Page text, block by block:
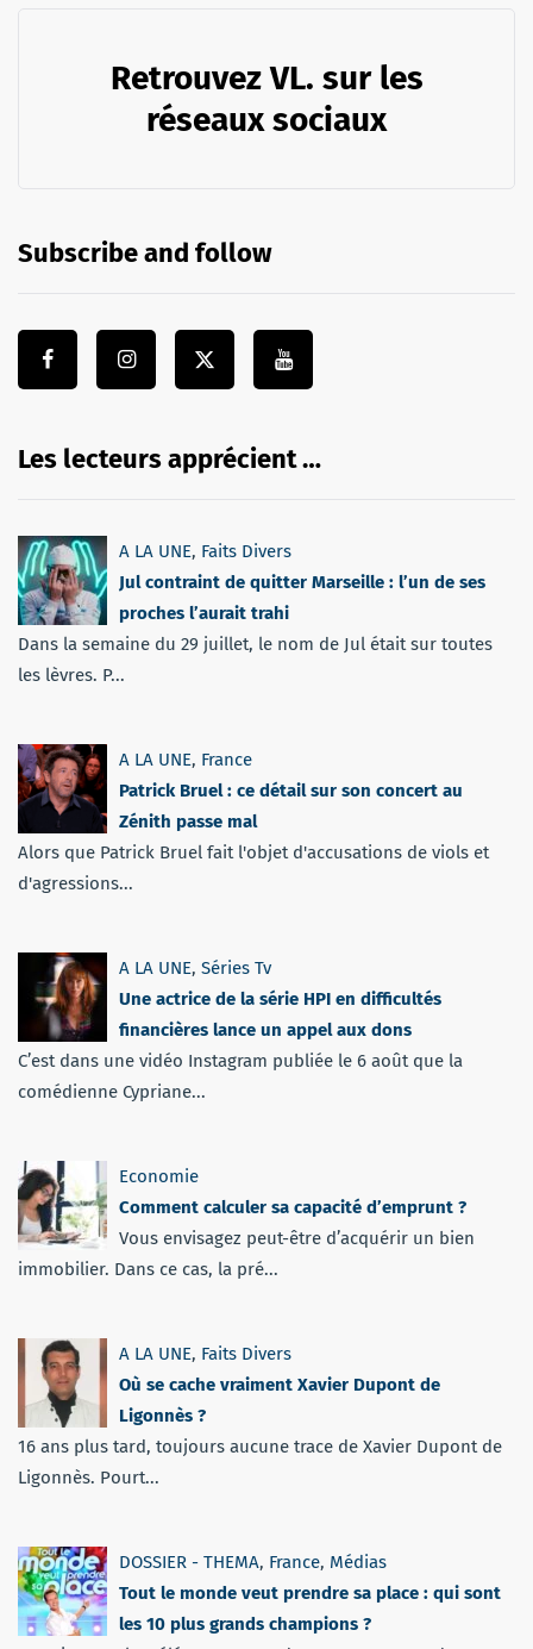
Retrouvez VL. sur les
réseaux sociaux
Subscribe and follow
Les lecteurs apprécient …
A LA UNE, Faits Divers
Jul contraint de quitter Marseille : l’un de ses
proches l’aurait trahi
Dans la semaine du 29 juillet, le nom de Jul était sur toutes
les lèvres. P...
A LA UNE, France
Patrick Bruel : ce détail sur son concert au
Zénith passe mal
Alors que Patrick Bruel fait l'objet d'accusations de viols et
d'agressions...
A LA UNE, Séries Tv
Une actrice de la série HPI en difficultés
financières lance un appel aux dons
C’est dans une vidéo Instagram publiée le 6 août que la
comédienne Cypriane...
Economie
Comment calculer sa capacité d’emprunt ?
Vous envisagez peut-être d’acquérir un bien
immobilier. Dans ce cas, la pré...
A LA UNE, Faits Divers
Où se cache vraiment Xavier Dupont de
Ligonnès ?
16 ans plus tard, toujours aucune trace de Xavier Dupont de
Ligonnès. Pourt...
DOSSIER - THEMA, France, Médias
Tout le monde veut prendre sa place : qui sont
les 10 plus grands champions ?